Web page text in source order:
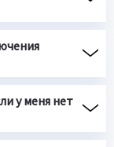
у меня нет